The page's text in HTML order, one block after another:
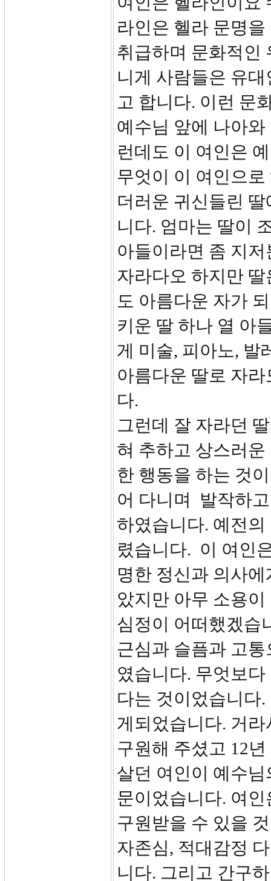
라인은 헬라 문명
취급하며 문화적인
니게 사람들은 유
고 합니다. 이런 문
예수님 앞에 나아
런데도 이 여인은
무엇이 이 여인으
더러운 귀신들린
니다. 엄마는 딸이
아들이라면 좀 지
자라다오 하지만
도 아름다운 자가
키운 딸 하나 열 아
게 미술, 피아노, 발
아름다운 딸로 자
다.
그런데 잘 자라던
혀 추하고 상스러
한 행동을 하는 것
어 다니며 발작하
하였습니다. 예전
렸습니다. 이 여인
명한 정신과 의사
았지만 아무 소용
심정이 어떠했겠습
근심과 슬픔과 고
였습니다. 무엇보
다는 것이었습니다
게되었습니다. 거
구원해 주셨고 12
살던 여인이 예수
문이었습니다. 여
구원받을 수 있을
자존심, 적대감정
니다. 그리고 간구